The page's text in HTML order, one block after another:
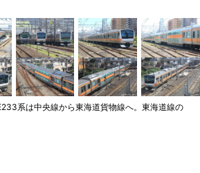
系は中央線から東海道貨物線へ。東海道線の